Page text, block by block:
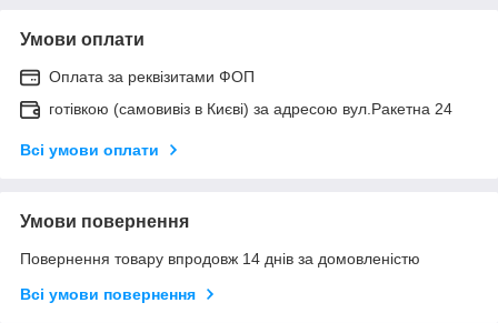
Умови оплати
Оплата за реквізитами ФОП
готівкою (самовивіз в Києві) за адресою вул.Ракетна 24
Всі умови оплати
Умови повернення
Повернення товару впродовж 14 днів за домовленістю
Всі умови повернення